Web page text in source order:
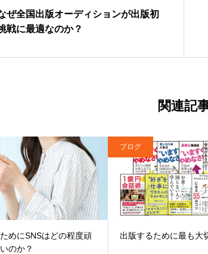
ぜ全国出版オーディションが出版初
戦に最適なのか？
関連記
めにSNSはどの程度頑
のか？
ブログ
出版するために最も大